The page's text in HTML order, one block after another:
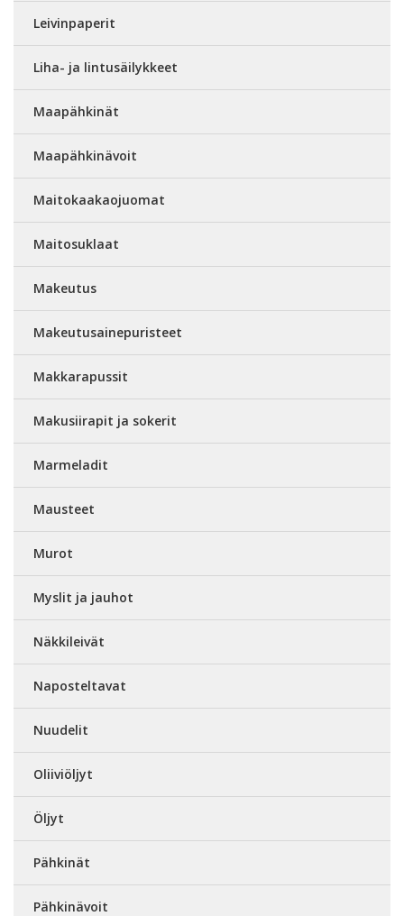
Leivinpaperit
Liha- ja lintusäilykkeet
Maapähkinät
Maapähkinävoit
Maitokaakaojuomat
Maitosuklaat
Makeutus
Makeutusainepuristeet
Makkarapussit
Makusiirapit ja sokerit
Marmeladit
Mausteet
Murot
Myslit ja jauhot
Näkkileivät
Naposteltavat
Nuudelit
Oliiviöljyt
Öljyt
Pähkinät
Pähkinävoit